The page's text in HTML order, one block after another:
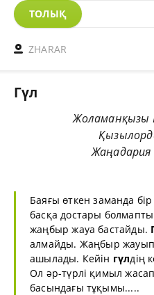
ТОЛЫҚ
ZHARAR
Гүл
Жоламанқызы
Баяғы өткензаманда бір
басқа достары
жаңбыр жауа бастайды.
алмайды. Жаңбыр
ашылады. Кейін гүлдің
Ол әр-түрлі қимыл
басындағы тұқымы.....